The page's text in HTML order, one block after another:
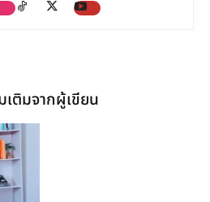
เติมจากผู้เขียน